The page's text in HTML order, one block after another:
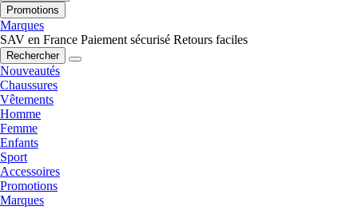
Promotions
Marques
SAV en France Paiement sécurisé Retours faciles
Rechercher
Nouveautés
Chaussures
Vêtements
Homme
Femme
Enfants
Sport
Accessoires
Promotions
Marques